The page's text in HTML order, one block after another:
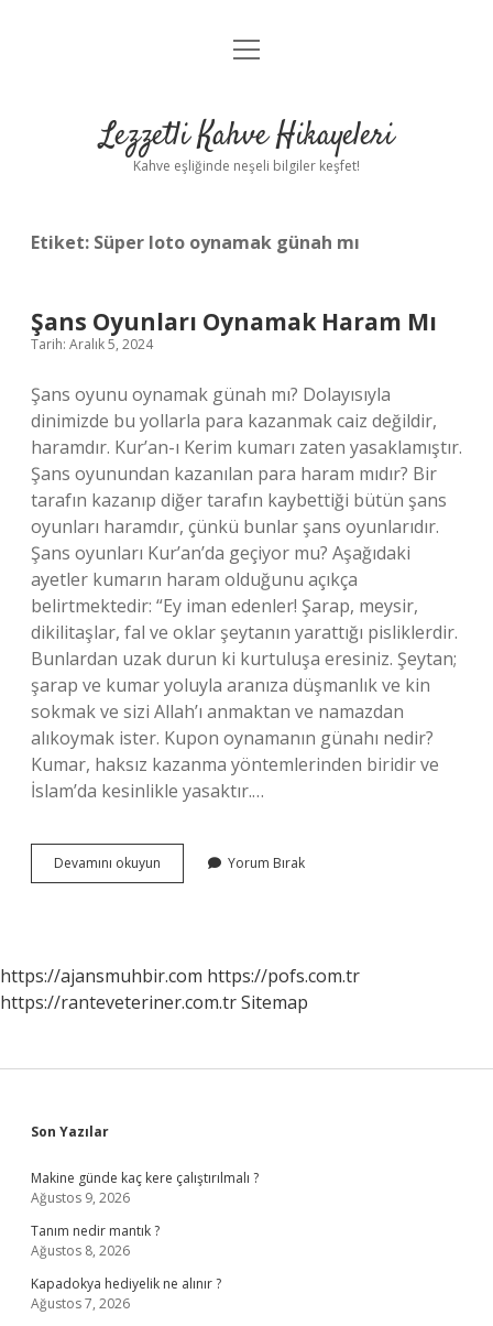
Anasayfa
Yasal Uyarı
menüyü
Lezzetli Kahve Hikayeleri
Kahve eşliğinde neşeli bilgiler keşfet!
Etiket: Süper loto oynamak günah mı
Şans Oyunları Oynamak Haram Mı
Tarih: Aralık 5, 2024
Şans oyunu oynamak günah mı? Dolayısıyla
dinimizde bu yollarla para kazanmak caiz değildir,
haramdır. Kur’an-ı Kerim kumarı zaten yasaklamıştır.
Şans oyunundan kazanılan para haram mıdır? Bir
tarafın kazanıp diğer tarafın kaybettiği bütün şans
oyunları haramdır, çünkü bunlar şans oyunlarıdır.
Şans oyunları Kur’an’da geçiyor mu? Aşağıdaki
ayetler kumarın haram olduğunu açıkça
belirtmektedir: “Ey iman edenler! Şarap, meysir,
dikilitaşlar, fal ve oklar şeytanın yarattığı pisliklerdir.
Bunlardan uzak durun ki kurtuluşa eresiniz. Şeytan;
şarap ve kumar yoluyla aranıza düşmanlık ve kin
sokmak ve sizi Allah’ı anmaktan ve namazdan
alıkoymak ister. Kupon oynamanın günahı nedir?
Kumar, haksız kazanma yöntemlerinden biridir ve
İslam’da kesinlikle yasaktır.…
Devamını okuyun
Oyunları
Yorum Bırak
https://ajansmuhbir.com https://pofs.com.tr
https://ranteveteriner.com.trSitemap
Sidebar
Son Yazılar
Makine günde kaç kere çalıştırılmalı ?
Ağustos 9, 2026
Tanım nedir mantık ?
Ağustos 8, 2026
Kapadokya hediyelik ne alınır ?
Ağustos 7, 2026